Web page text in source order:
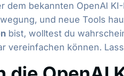
dem bekannten OpenAI
und neue Tools
bist, wolltest du
vereinfachen können.